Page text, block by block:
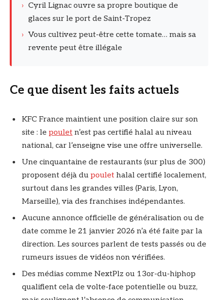
› Cyril Lignac ouvre sa propre boutique de
glaces sur le port de Saint-Tropez
› Vous cultivez peut-être cette tomate… mais sa
revente peut être illégale
Ce que disent les faits actuels
KFC France maintient une position claire sur son
site : le poulet n’est pas certifié halal au niveau
national, car l’enseigne vise une offre universelle.
Une cinquantaine de restaurants (sur plus de 300)
proposent déjà du poulet halal certifié localement,
surtout dans les grandes villes (Paris, Lyon,
Marseille), via des franchises indépendantes.
Aucune annonce officielle de généralisation ou de
date comme le 21 janvier 2026 n’a été faite par la
direction. Les sources parlent de tests passés ou de
rumeurs issues de vidéos non vérifiées.
Des médias comme NextPlz ou 13or-du-hiphop
qualifient cela de volte-face potentielle ou buzz,